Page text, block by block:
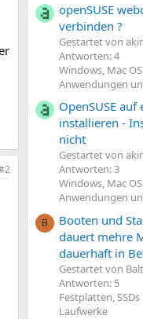
openSUSE
verbinden ?
Gestartet von
Antworten: 4
Windows, Mac
Anwendungen
OpenSUSE auf
installieren -
nicht
Gestartet von
Antworten: 3
Windows, Mac
Anwendungen
B
Booten und
dauert mehre
dauerhaft in
Gestartet von
Antworten: 5
Festplatten,
Laufwerke